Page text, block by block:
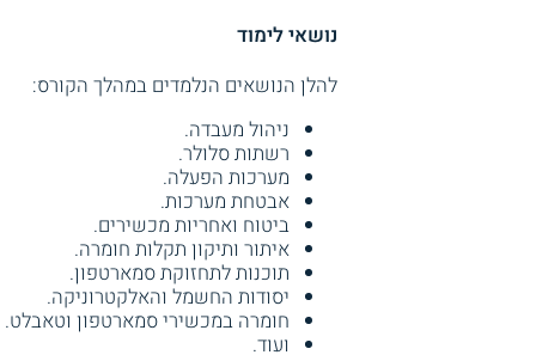
נושאי לימוד
להלן הנושאים הנלמדים במהלך הקורס:
ניהול מעבדה.
רשתות סלולר.
מערכות הפעלה.
אבטחת מערכות.
ביטוח ואחריות מכשירים.
איתור ותיקון תקלות חומרה.
תוכנות לתחזוקת סמארטפון.
יסודות החשמל והאלקטרוניקה.
חומרה במכשירי סמארטפון וטאבלט.
ועוד.